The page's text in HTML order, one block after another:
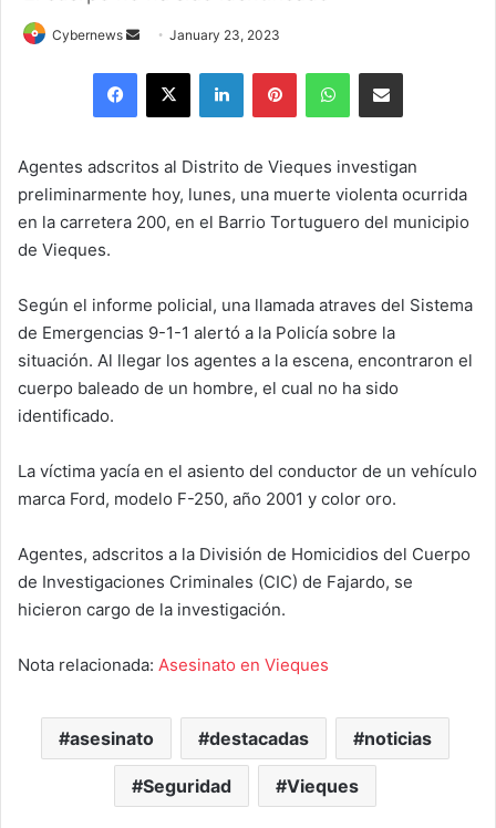
Cybernews
Send
email
January 23, 2023
Facebook
X LinkedInPinterestWhatsAppShare via Email
Agentes adscritos al Distrito de Vieques investigan
preliminarmente hoy, lunes, una muerte violenta ocurrida
en la carretera 200, en el Barrio Tortuguero del municipio
de Vieques.
Según el informe policial, una llamada atraves del Sistema
de Emergencias 9-1-1 alertó a la Policía sobre la
situación. Al llegar los agentes a la escena, encontraron el
cuerpo baleado de un hombre, el cual no ha sido
identificado.
La víctima yacía en el asiento del conductor de un vehículo
marca Ford, modelo F-250, año 2001 y color oro.
Agentes, adscritos a la División de Homicidios del Cuerpo
de Investigaciones Criminales (CIC) de Fajardo, se
hicieron cargo de la investigación.
Nota relacionada: Asesinato en Vieques
asesinato destacadas noticias
Seguridad Vieques